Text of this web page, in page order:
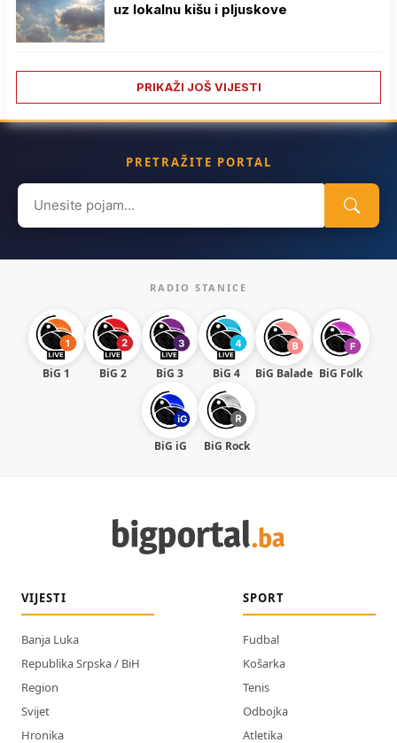
uz lokalnu kišu i pljuskove
PRIKAŽI JOŠ VIJESTI
PRETRAŽITE PORTAL
Search
for:
RADIO STANICE
BiG 1 BiG 2 BiG 3 BiG 4 BiG Balade BiG Folk
BiG iG BiG Rock
VIJESTI
Banja Luka
Republika Srpska / BiH
Region
Svijet
Hronika
SPORT
Fudbal
Košarka
Tenis
Odbojka
Atletika